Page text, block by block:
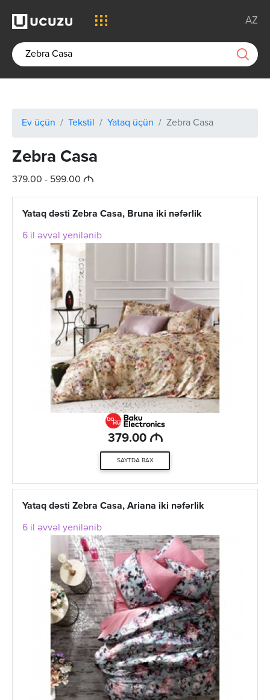
AZ
Ev üçün Tekstil Yataq üçün Zebra Casa
Zebra Casa
379.00 - 599.00 M
Yataq dəsti Zebra Casa, Bruna iki nəfərlik
6 il əvvəl yenilənib
379.00 M
SAYTDA BAX
Yataq dəsti Zebra Casa, Ariana iki nəfərlik
6 il əvvəl yenilənib